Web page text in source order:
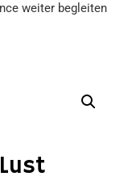
weiter begleiten